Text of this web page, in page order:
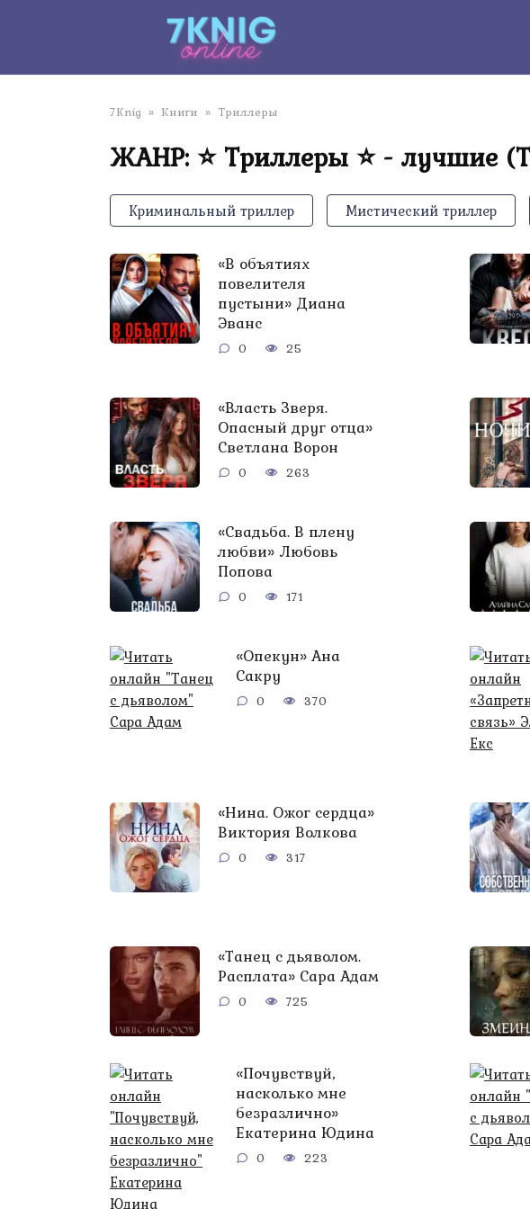
7Knig » Книги » Триллеры
ЖАНР: ⭐ Триллеры ⭐ - лучшие
Криминальный триллер Мистический триллер
«В объятиях
повелителя
пустыни» Диана
Эванс
0 25
«Власть Зверя.
Опасный друг отца»
Светлана Ворон
0 263
«Свадьба. В плену
любви» Любовь
Попова
0 171
«Опекун» Ана
Сакру
0 370
«Нина. Ожог сердца»
Виктория Волкова
0 317
«Танец с дьяволом.
Расплата» Сара Адам
0 725
«Почувствуй,
насколько мне
безразлично»
Екатерина Юдина
0 223